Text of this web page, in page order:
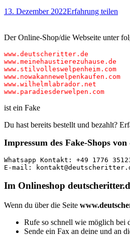
13. Dezember 2022Erfahrung teilen
Der Online-Shop/die Webseite unter
www.deutscheritter.de
www.meinehaustierezuhause.de
www.stilvolleswelpenheim.com
www.nowakannewelpenkaufen.com
www.wilhelmlabrador.net
ist ein Fake
Du hast bereits bestellt und bezahlt?
Impressum des Fake-Shops
Whatsapp Kontakt: +49 1776
E-mail:
Im Onlineshop
Wenn du über die Seite
Rufe so schnell wie möglich bei
Sende ein Fax an deine und an